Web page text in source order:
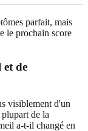
parfait, mais
le prochain score
et de
visiblement d'un
de la
a-t-il changé en